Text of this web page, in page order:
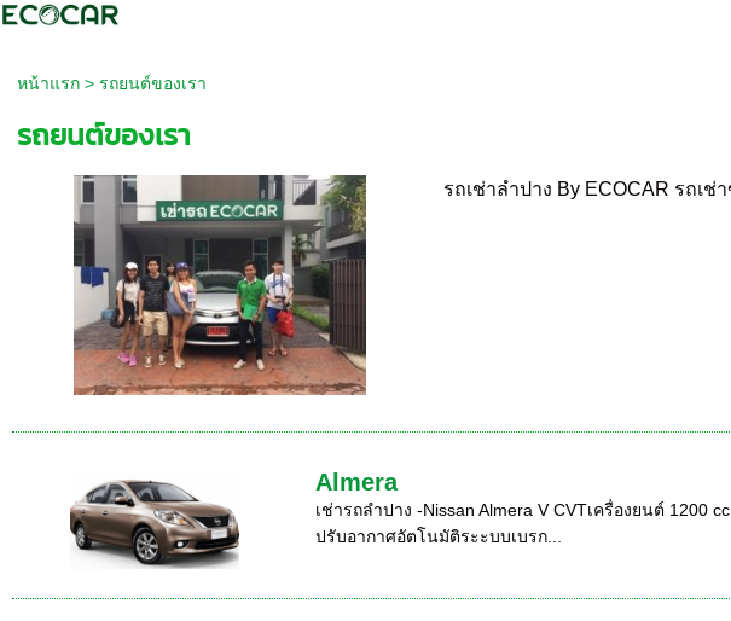
หน้าแรก> รถยนต์ของเรา
รถยนต์ของเรา
รถเช่าลำปาง By ECOCAR รถเ
Almera
เช่ารถลำปาง -Nissan Almera V CVTเครื่องยนต์
ปรับอากาศอัตโนมัติระะบบเบรก...